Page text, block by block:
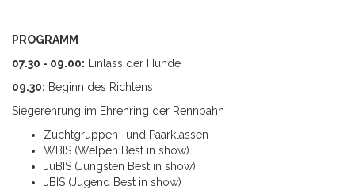
PROGRAMM
07.30 - 09.00: Einlass der Hunde
09.30: Beginn des Richtens
Siegerehrung im Ehrenring der Rennbahn
Zuchtgruppen- und Paarklassen
WBIS (Welpen Best in show)
JüBIS (Jüngsten Best in show)
JBIS (Jugend Best in show)